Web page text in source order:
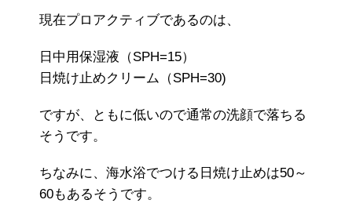
現在プロアクティブであるのは、
日中用保湿液（SPH=15）
日焼け止めクリーム（SPH=30)
ですが、ともに低いので通常の洗顔で落ちる
そうです。
ちなみに、海水浴でつける日焼け止めは50～
60もあるそうです。